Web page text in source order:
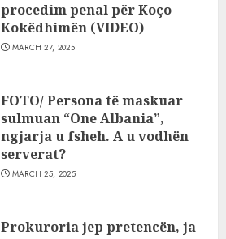
procedim penal për Koço
Kokëdhimën (VIDEO)
MARCH 27, 2025
FOTO/ Persona të maskuar
sulmuan “One Albania”,
ngjarja u fsheh. A u vodhën
serverat?
MARCH 25, 2025
Prokuroria jep pretencën, ja